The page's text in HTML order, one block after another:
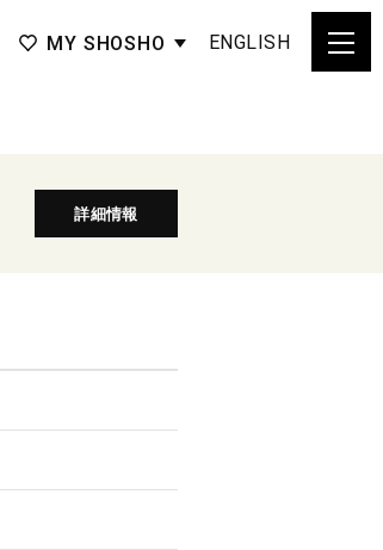
MY SHOSHO ENGLISH
詳細情報